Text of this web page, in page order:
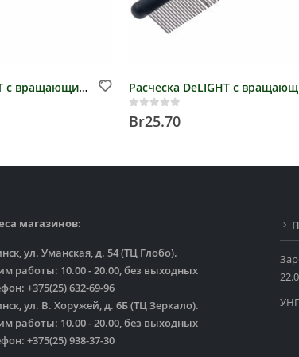
Расческа DeLIGHT с вращающимися 37 зубьев, 18 мм.
0out of 5
Br25.70
магазинов:
ул. Уманская, д. 54 (ТЦ Глобо).
работы: 10.00 - 20.00, без выходных
+375(25) 632-69-96
ул. В. Хоружей, д. 6Б (ТЦ Зеркало).
работы: 10.00 - 20.00, без выходных
+375(25) 938-37-30